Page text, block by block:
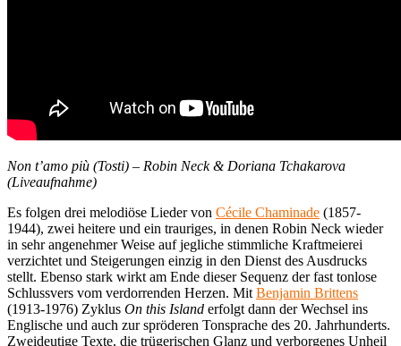
Non t’amo più (Tosti) – Robin Neck & Doriana Tchakarova
(Liveaufnahme)
Es folgen drei melodiöse Lieder von Cécile Chaminade (1857-
1944), zwei heitere und ein trauriges, in denen Robin Neck wieder
in sehr angenehmer Weise auf jegliche stimmliche Kraftmeierei
verzichtet und Steigerungen einzig in den Dienst des Ausdrucks
stellt. Ebenso stark wirkt am Ende dieser Sequenz der fast tonlose
Schlussvers vom verdorrenden Herzen. Mit Benjamin Brittens
(1913-1976) Zyklus On this Island erfolgt dann der Wechsel ins
Englische und auch zur spröderen Tonsprache des 20. Jahrhunderts.
Zweideutige Texte, die trügerischen Glanz und verborgenes Unheil